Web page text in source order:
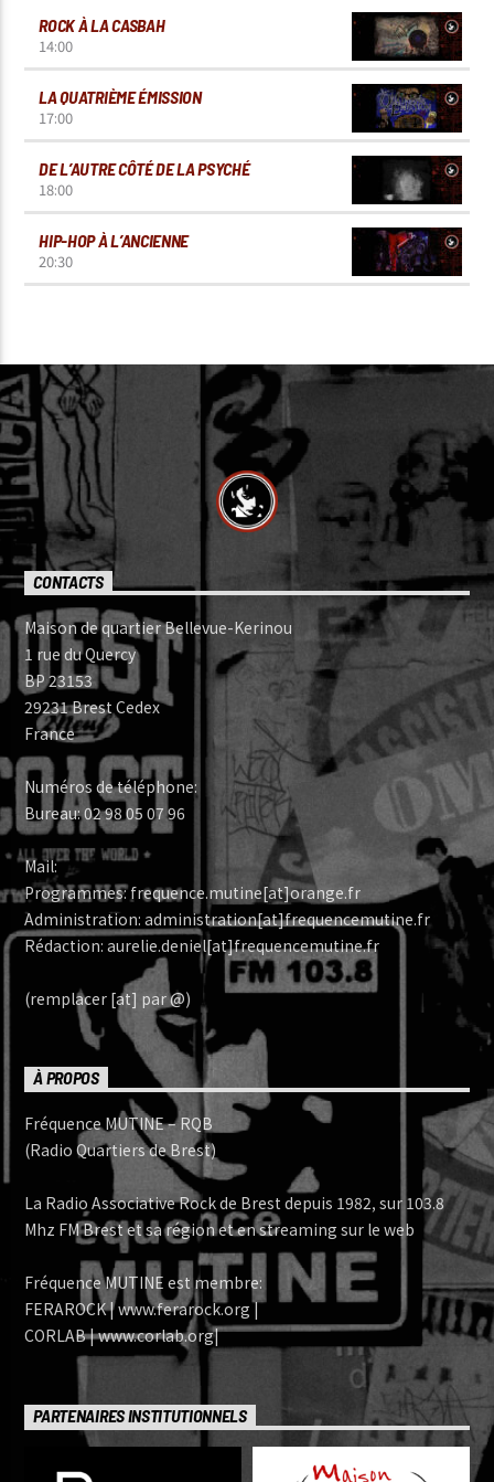
ROCK À LA CASBAH
14:00
LA QUATRIÈME ÉMISSION
17:00
DE L’AUTRE CÔTÉ DE LA PSYCHÉ
18:00
HIP-HOP À L’ANCIENNE
20:30
CONTACTS
Maison de quartier Bellevue-Kerinou
1 rue du Quercy
BP 23153
29231 Brest Cedex
France
Numéros de téléphone:
Bureau: 02 98 05 07 96
Mail:
Programmes: frequence.mutine[at]orange.fr
Administration: administration[at]frequencemutine.fr
Rédaction: aurelie.deniel[at]frequencemutine.fr
(remplacer [at] par @)
À PROPOS
Fréquence MUTINE – RQB
(Radio Quartiers de Brest)
La Radio Associative Rock de Brest depuis 1982, sur 103.8
Mhz FM Brest et sa région et en streaming sur le web
Fréquence MUTINE est membre:
FERAROCK | www.ferarock.org |
CORLAB | www.corlab.org|
PARTENAIRES INSTITUTIONNELS